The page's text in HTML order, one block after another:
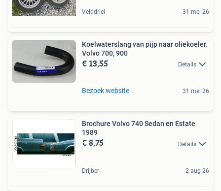
Velddriel 31 mei 26
Koelwaterslang van pijp naar oliekoeler.
Volvo 700, 900
€ 13,55 Details
Bezoek website 31 mei 26
Brochure Volvo 740 Sedan en Estate
1989
€ 8,75 Details
Drijber 2 aug 26